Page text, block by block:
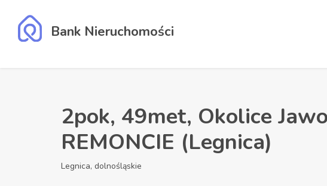
Bank Nieruchomości
2pok, 49met, Okolice
REMONCIE (Legnica)
Legnica, dolnośląskie